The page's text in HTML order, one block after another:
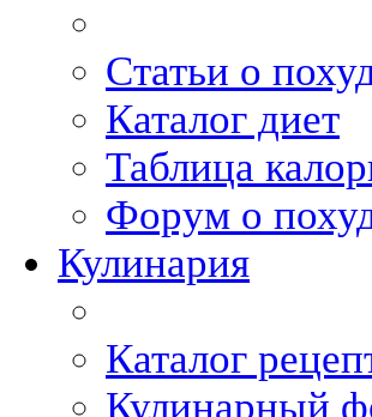
Статьи о
Каталог диет
Таблица
Форум о
Кулинария
Каталог
Кулинарный